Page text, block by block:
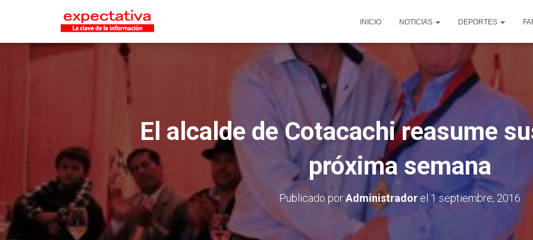
INICIO NOTICIAS DEPORTES
El alcalde de Cotacachi reasume
próxima semana
Publicado porAdministrador el 1 septiembre, 2016